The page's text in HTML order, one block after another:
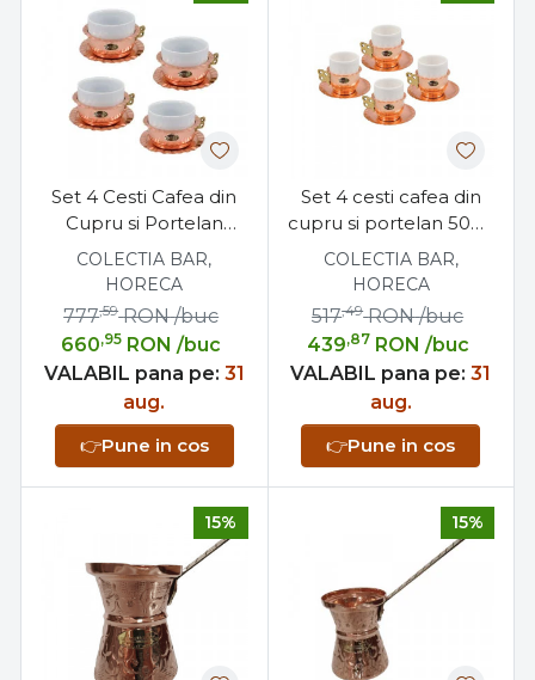
Set 4 Cesti Cafea din
Cupru si Portelan
200ml
COLECTIA BAR,
HORECA
660,95 RON /buc
777,59 RON /buc
VALABIL pana pe: 31
aug.
👉Pune in cos
Set 4 cesti cafea din
cupru si portelan 50ml
gravate manual
COLECTIA BAR,
HORECA
439,87 RON /buc
517,49 RON /buc
VALABIL pana pe: 31
aug.
👉Pune in cos
15% 15%